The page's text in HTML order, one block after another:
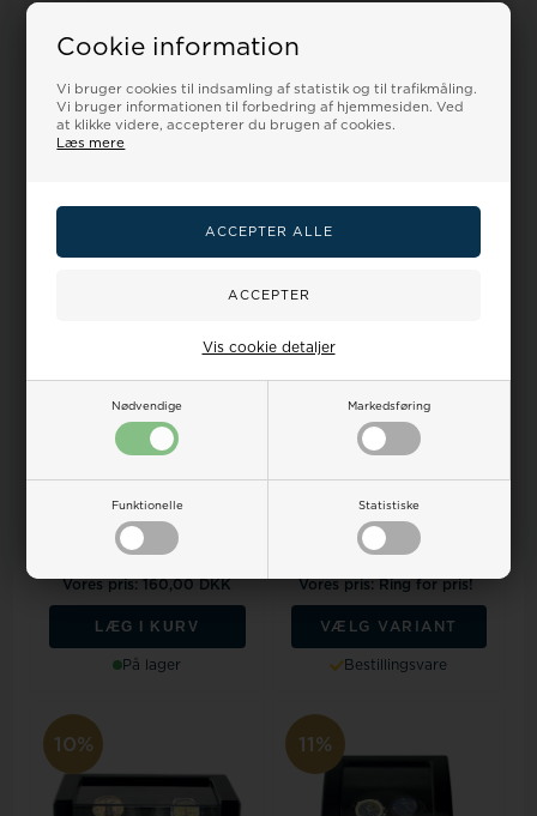
Cookie information
Vi bruger cookies til indsamling af statistik og til trafikmåling.
Vi bruger informationen til forbedring af hjemmesiden. Ved
at klikke videre, accepterer du brugen af cookies.
Læs mere
Nødvendige Markedsføring
Funktionelle Statistiske
Vis cookie detaljer
Vejl. udsalgspris 50,00
Vores pris:
39,0080,00 DKK
Vejl. udsalgspris1.750,00
Vores pris:
1.575,001.418,00 DKK
Casio G2900F original ur
krans
Vores pris: 160,00 DKK
LÆG I KURV
På lager
Skagen keramiske urlænker til
både dame og herre ure
Vores pris: Ring for pris!
VÆLG VARIANT
Bestillingsvare
10% 11%